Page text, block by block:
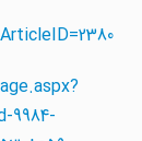
9984-